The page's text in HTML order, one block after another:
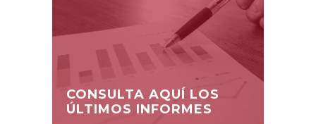
CONSULTA AQUÍ LOS
ÚLTIMOS INFORMES